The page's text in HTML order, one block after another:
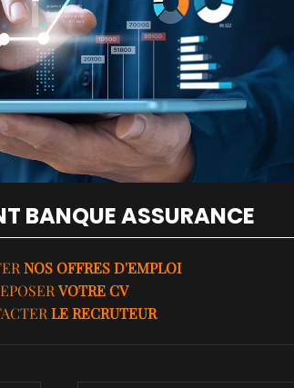
BANQUE ASSURANCE
NOS OFFRES D'EMPLOI
VOTRE CV
LE RECRUTEUR